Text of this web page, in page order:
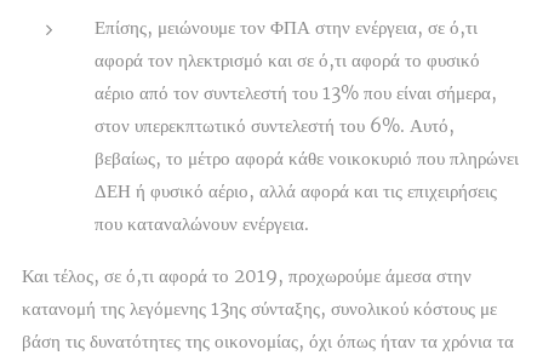
Επίσης, μειώνουμε τον ΦΠΑ στην ενέργεια, σε ό,τι
αφορά τον ηλεκτρισμό και σε ό,τι αφορά το φυσικό
αέριο από τον συντελεστή του 13% που είναι σήμερα,
στον υπερεκπτωτικό συντελεστή του 6%. Αυτό,
βεβαίως, το μέτρο αφορά κάθε νοικοκυριό που πληρώνει
ΔΕΗ ή φυσικό αέριο, αλλά αφορά και τις επιχειρήσεις
που καταναλώνουν ενέργεια.
Και τέλος, σε ό,τι αφορά το 2019, προχωρούμε άμεσα στην
κατανομή της λεγόμενης 13ης σύνταξης, συνολικού κόστους με
βάση τις δυνατότητες της οικονομίας, όχι όπως ήταν τα χρόνια τα